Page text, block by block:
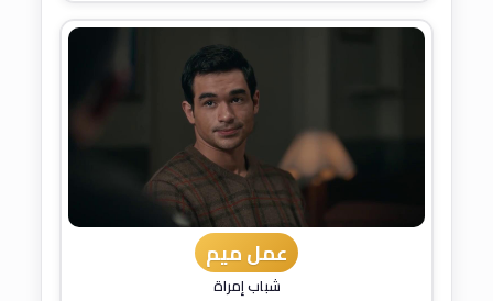
عمل ميم
شباب إمراة